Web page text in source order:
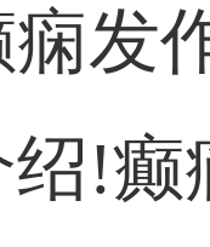
痫发
绍!癫